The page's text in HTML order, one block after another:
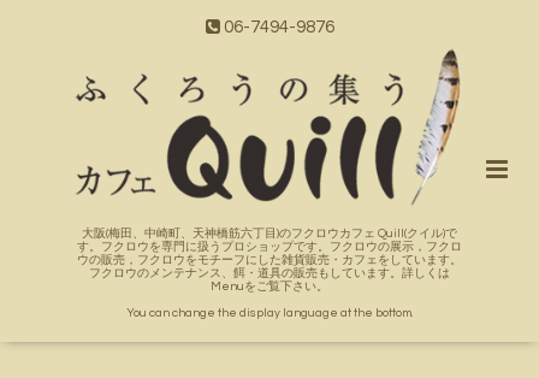
06-7494-9876
大阪(梅田、中崎町、天神橋筋六丁目)のフクロウカフェ Quill(クイル)で
す。フクロウを専門に扱うプロショップです。フクロウの展示，フクロ
ウの販売，フクロウをモチーフにした雑貨販売・カフェをしています。
フクロウのメンテナンス、餌・道具の販売もしています。詳しくは
Menuをご覧下さい。
You can change the display language at the bottom.